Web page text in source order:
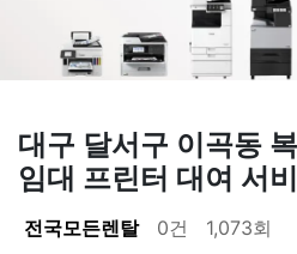
대구 달서구 이곡동
임대 프린터 대여 서
페이지 정보
전국모든렌탈 0건 1,073회